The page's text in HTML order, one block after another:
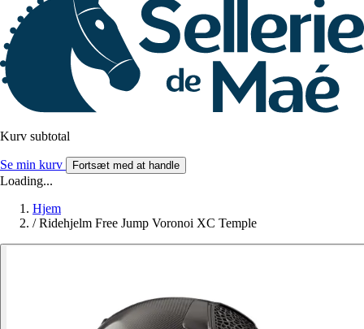
Kurv subtotal
Se min kurv Fortsæt med at handle
Loading...
Hjem
/ Ridehjelm Free Jump Voronoi XC Temple